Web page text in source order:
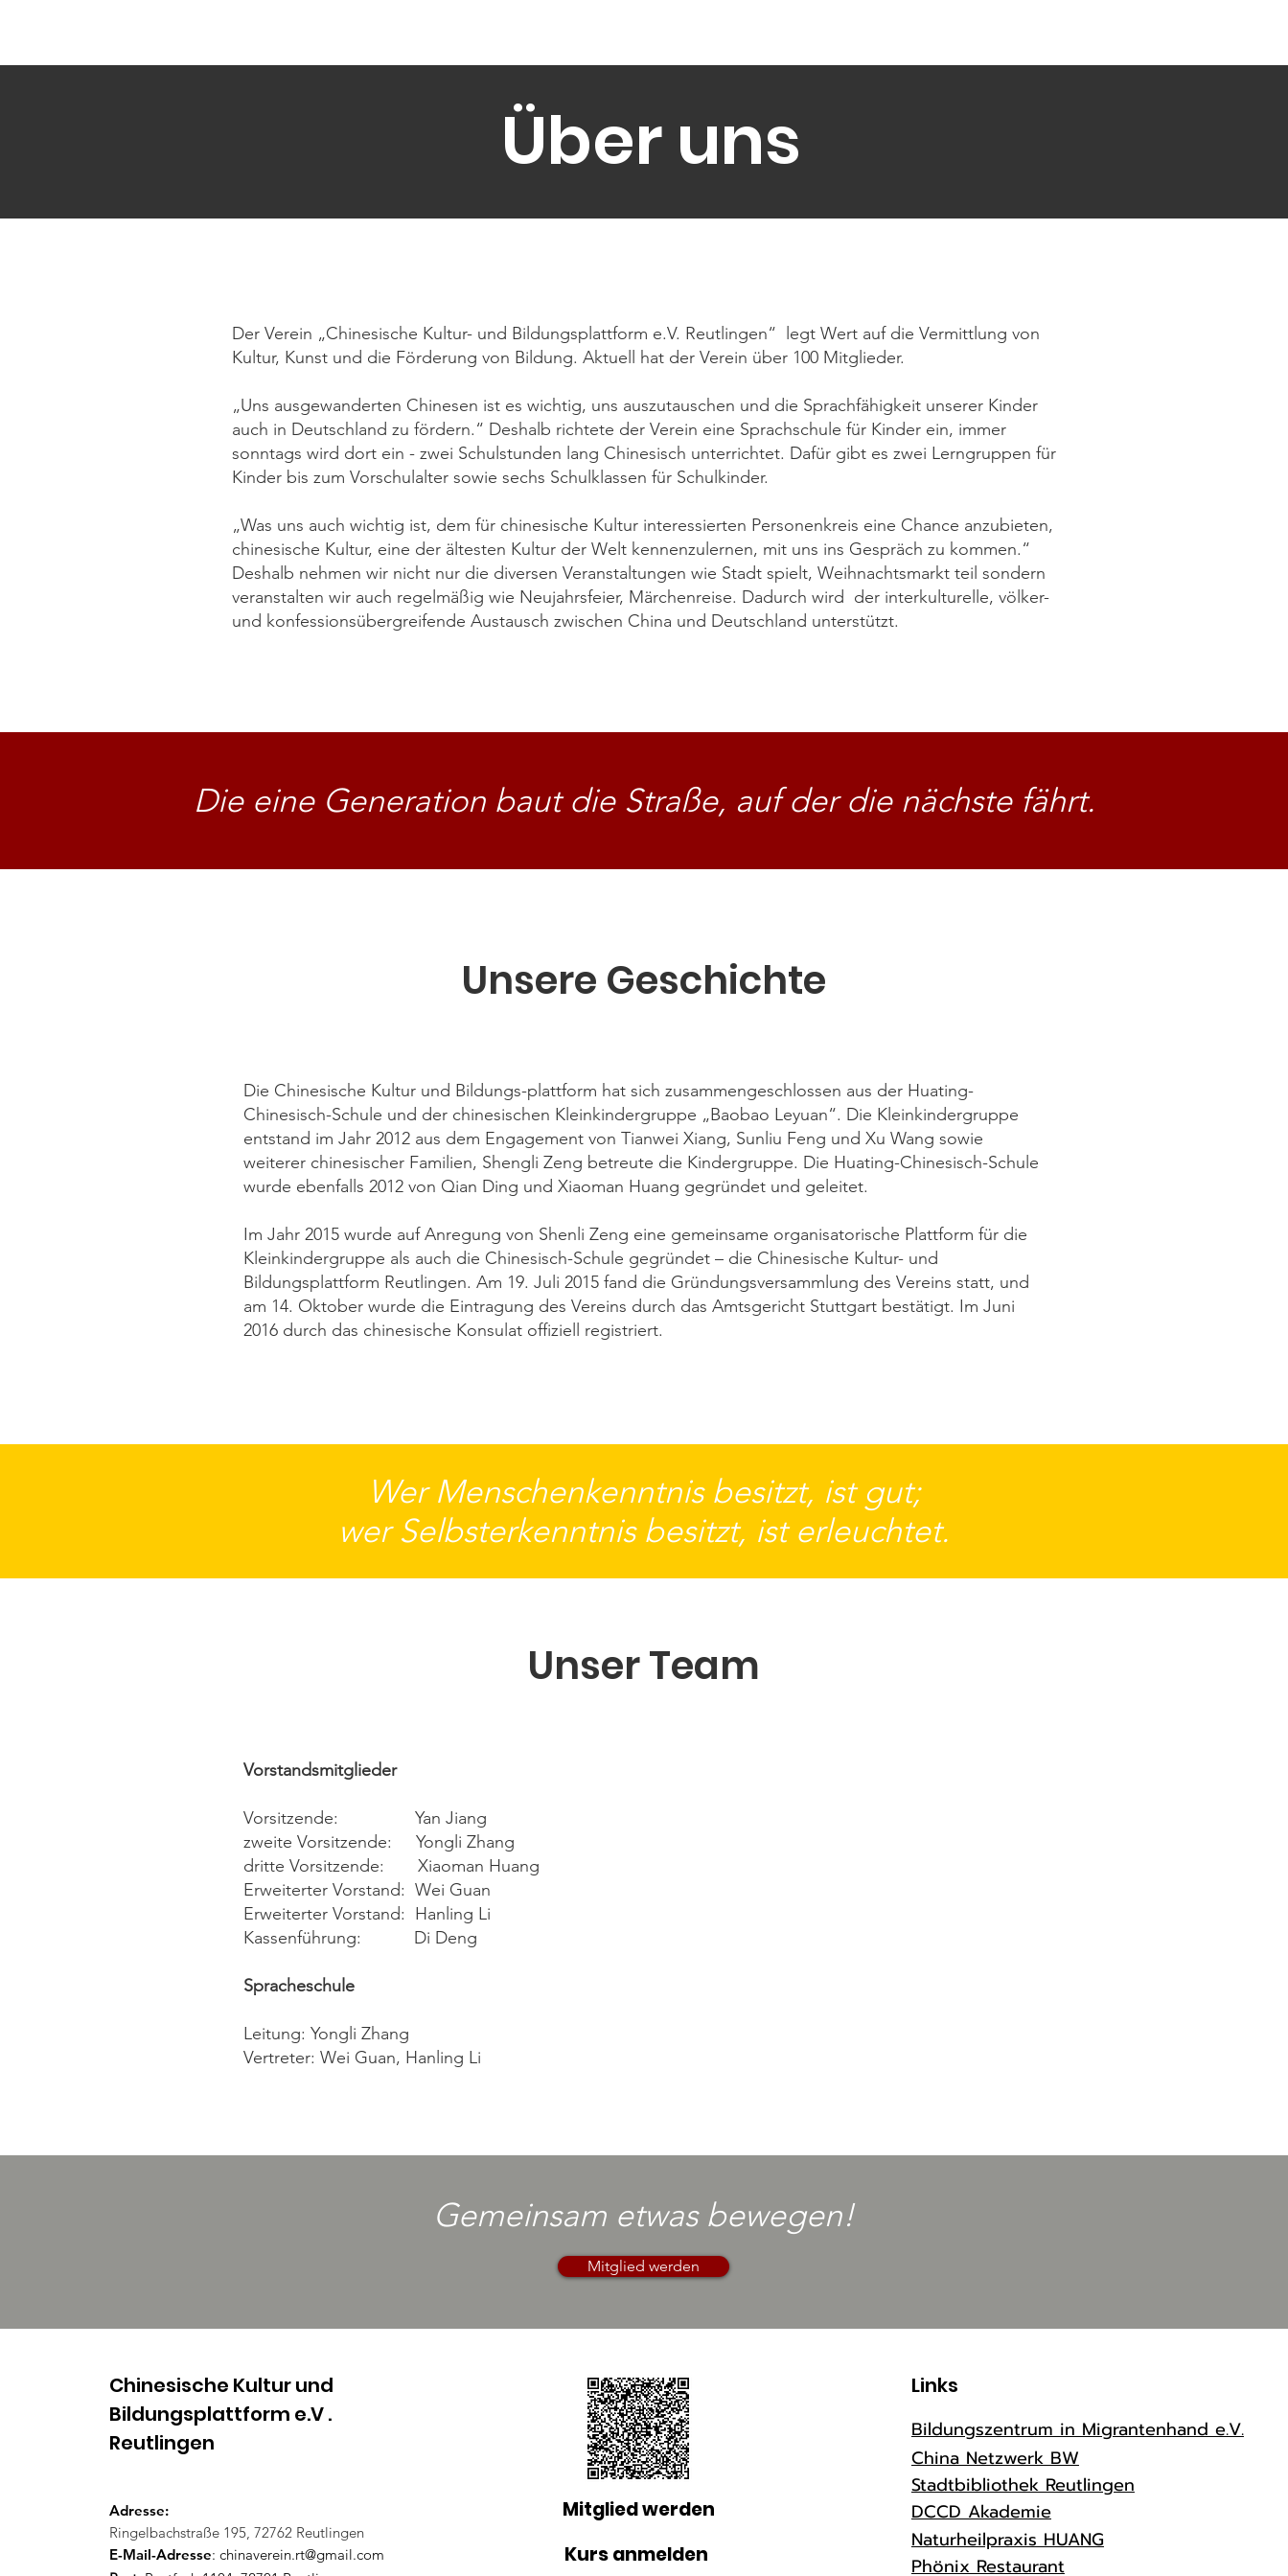
Über uns
Der Verein „Chinesische Kultur- und Bildungsplattform e.V. Reutlingen“ legt Wert auf die Vermittlung von
Kultur, Kunst und die Förderung von Bildung. Aktuell hat der Verein über 100 Mitglieder.
„Uns ausgewanderten Chinesen ist es wichtig, uns auszutauschen und die Sprachfähigkeit unserer Kinder
auch in Deutschland zu fördern.“ Deshalb richtete der Verein eine Sprachschule für Kinder ein, immer
sonntags wird dort ein - zwei Schulstunden lang Chinesisch unterrichtet. Dafür gibt es zwei Lerngruppen für
Kinder bis zum Vorschulalter sowie sechs Schulklassen für Schulkinder.
„Was uns auch wichtig ist, dem für chinesische Kultur interessierten Personenkreis eine Chance anzubieten,
chinesische Kultur, eine der ältesten Kultur der Welt kennenzulernen, mit uns ins Gespräch zu kommen.“
Deshalb nehmen wir nicht nur die diversen Veranstaltungen wie Stadt spielt, Weihnachtsmarkt teil sondern
veranstalten wir auch regelmäßig wie Neujahrsfeier, Märchenreise. Dadurch wird der interkulturelle, völker-
und konfessionsübergreifende Austausch zwischen China und Deutschland unterstützt.
Die eine Generation baut die Straße, auf der die nächste fährt.
Unsere Geschichte
Die Chinesische Kultur und Bildungs-plattform hat sich zusammengeschlossen aus der Huating-
Chinesisch-Schule und der chinesischen Kleinkindergruppe „Baobao Leyuan“. Die Kleinkindergruppe
entstand im Jahr 2012 aus dem Engagement von Tianwei Xiang, Sunliu Feng und Xu Wang sowie
weiterer chinesischer Familien, Shengli Zeng betreute die Kindergruppe. Die Huating-Chinesisch-Schule
wurde ebenfalls 2012 von Qian Ding und Xiaoman Huang gegründet und geleitet.
Im Jahr 2015 wurde auf Anregung von Shenli Zeng eine gemeinsame organisatorische Plattform für die
Kleinkindergruppe als auch die Chinesisch-Schule gegründet – die Chinesische Kultur- und
Bildungsplattform Reutlingen. Am 19. Juli 2015 fand die Gründungsversammlung des Vereins statt, und
am 14. Oktober wurde die Eintragung des Vereins durch das Amtsgericht Stuttgart bestätigt. Im Juni
2016 durch das chinesische Konsulat offiziell registriert.
Wer Menschenkenntnis besitzt, ist gut;
wer Selbsterkenntnis besitzt, ist erleuchtet.
Unser Team
Vorstandsmitglieder
Vorsitzende: Yan Jiang
zweite Vorsitzende: Yongli Zhang
dritte Vorsitzende: Xiaoman Huang
Erweiterter Vorstand: Wei Guan
Erweiterter Vorstand: Hanling Li
Kassenführung: Di Deng
Spracheschule
Leitung: Yongli Zhang
Vertreter: Wei Guan, Hanling Li
Gemeinsam etwas bewegen!
Mitglied werden
Chinesische Kultur und
Bildungsplattform e.V .
Reutlingen​
Adresse:
Ringelbachstraße 195, 72762 Reutlingen
E-Mail-Adresse: chinaverein.rt@gmail.com
Mitglied werden
Kurs anmelden
Links
Bildungszentrum in Migrantenhand e.V.
China Netzwerk BW
Stadtbibliothek Reutlingen
DCCD Akademie
Naturheilpraxis HUANG
Phönix Restaurant